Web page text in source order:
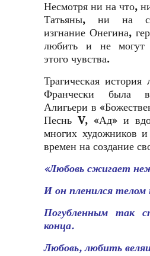
Несмотря ни на что,
Татьяны, ни на
изгнание Онегина,
любить и не могут
этого чувства.
Трагическая
Франчески была
Алигьери в
Песнь V, «Ад» и
многих художников
времен на создание
«Любовь сжигает
И он пленился телом
Погубленным так
конца.
Любовь, любить